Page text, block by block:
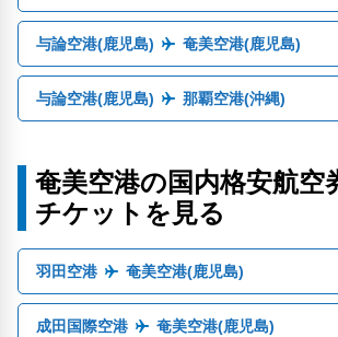
与論空港(鹿児島) 奄美空港(鹿児島)
与論空港(鹿児島) 那覇空港(沖縄)
奄美空港の国内格安航空
チケットを見る
羽田空港 奄美空港(鹿児島)
成田国際空港 奄美空港(鹿児島)